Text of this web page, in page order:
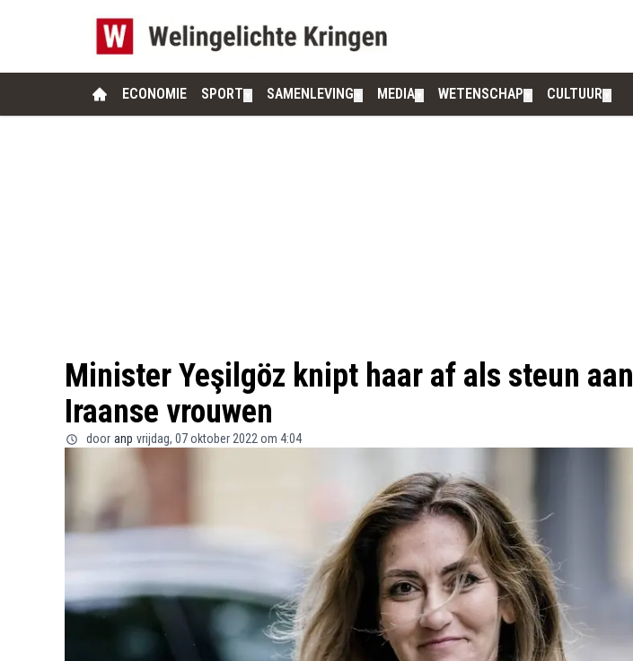
ECONOMIE SPORT SAMENLEVING MEDIA WETENSCHAP CULTUUR
Minister Yeşilgöz knipt haar af als steun aan
Iraanse vrouwen
door anp vrijdag, 07 oktober 2022 om 4:04